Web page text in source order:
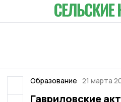
Образование 21 марта
Гавриловские